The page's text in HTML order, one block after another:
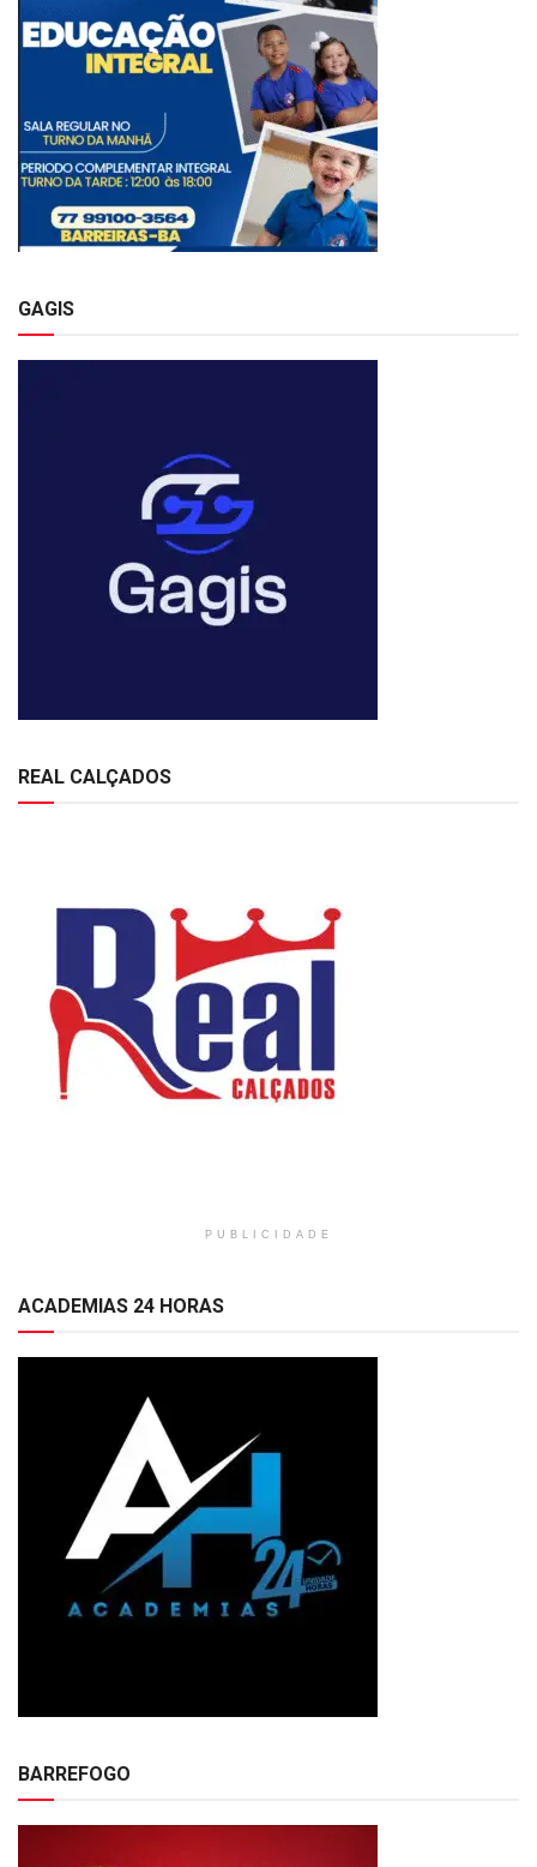
GAGIS
REAL CALÇADOS
PUBLICIDADE
ACADEMIAS 24 HORAS
BARREFOGO